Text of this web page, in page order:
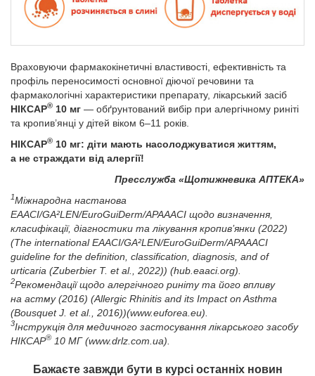
Враховуючи фармакокінетичні властивості, ефективність та
профіль переносимості основної діючої речовини та
фармакологічні характеристики препарату, лікарський засіб
НІКСАР® 10 мг — обґрунтований вибір при алергічному риніті
та кропив’янці у дітей віком 6–11 років.
НІКСАР® 10 мг: діти мають насолоджуватися життям,
а не страждати від алергії!
Пресслужба «Щотижневика АПТЕКА»
1Міжнародна настанова
EAACI/GA²LEN/EuroGuiDerm/APAAACI щодо визначення,
класифікації, діагностики та лікування кропив’янки (2022)
(The international EAACI/GA²LEN/EuroGuiDerm/APAAACI
guideline for the definition, classification, diagnosis, and of
urticaria (Zuberbier T. еt al., 2022)) (hub.eaaci.org).
2Рекомендації щодо алергічного риніту та його впливу
на астму (2016) (Allergic Rhinitis and its Impact on Asthma
(Bousquet J. еt al., 2016))(www.euforea.eu).
3Інструкція для медичного застосування лікарського засобу
НІКСАР® 10 МГ (www.drlz.com.ua).
Бажаєте завжди бути в курсі останніх новин